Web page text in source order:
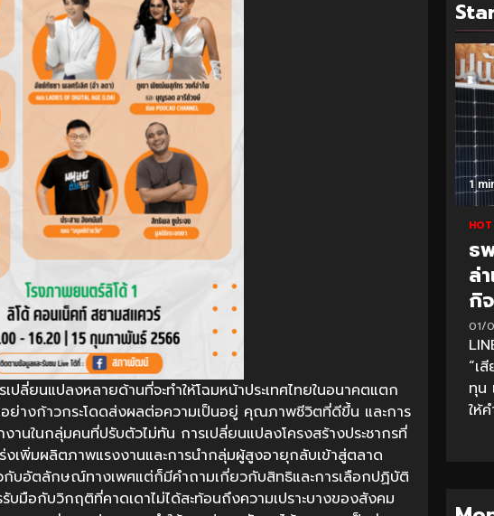
ปลี่ยนแปลงหลายด้านที่จะทำให้โฉมหน้าประเทศไทยในอนาคตแตก
อย่างก้าวกระโดดส่งผลต่อความเป็นอยู่ คุณภาพชีวิตที่ดีขึ้น และการ
านในกลุ่มคนที่ปรับตัวไม่ทัน การเปลี่ยนแปลงโครงสร้างประชากรที่
งเพิ่มผลิตภาพแรงงานและการนำกลุ่มผู้สูงอายุกลับเข้าสู่ตลาด
บอัตลักษณ์ทางเพศแต่ก็มีคำถามเกี่ยวกับสิทธิและการเลือกปฏิบัติ
มือกับวิกฤติที่คาดเดาไม่ได้สะท้อนถึงความเปราะบางของสังคม
1
ธ
ล่
กิ
01/
“เ
ทุน
ให้